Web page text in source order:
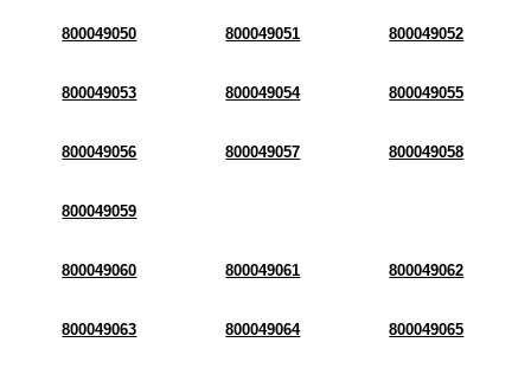
800049050 800049051 800049052
800049053 800049054 800049055
800049056 800049057 800049058
800049059
800049060 800049061 800049062
800049063 800049064 800049065